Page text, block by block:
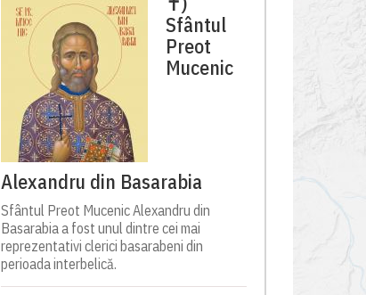
Sfântul
Preot
Mucenic
Alexandru din Basarabia
Sfântul Preot Mucenic Alexandru din
Basarabia a fost unul dintre cei mai
reprezentativi clerici basarabeni din
perioada interbelică.